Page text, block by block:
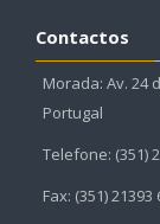
Contactos
Morada: Av. 24
Portugal
Telefone: (351)
Fax: (351) 21393